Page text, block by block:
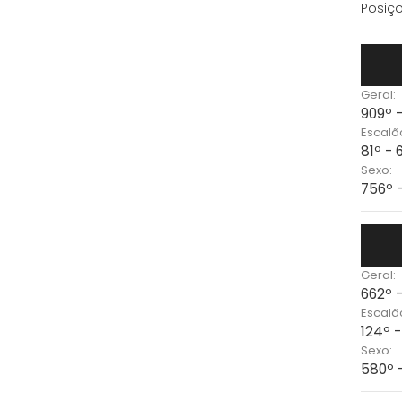
Geral:
909º
81º -
Sexo:
756º
Geral:
662º
124º
Sexo:
580º